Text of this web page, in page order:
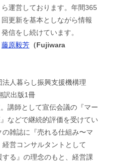
ら運営しております。年間365
回更新を基本としながら情報
発信をし続けています。
藤原毅芳 （Fujiwara
人暮らし振興支援機構理
訳出版1冊
講師として宣伝会議の『マー
などで継続的評価を受けてい
雑誌に『売れる仕組み〜マ
営コンサルタントとして
する』の理念のもと、経営課